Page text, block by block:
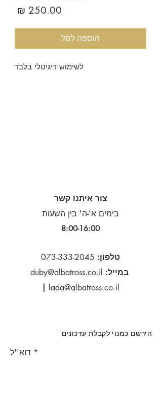
הוספה לסל
לשימוש דיגיטלי בלבד
צור איתנו קשר
בימים א'-ה' בין השעות
8:00-16:00​
טלפון: 073-333-2045
במייל: duby@albatross.co.il
| lada@albatross.co.il
הירשם כמנוי לקבלת עדכונים
דוא''ל